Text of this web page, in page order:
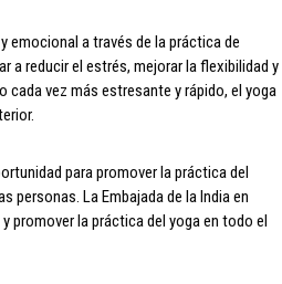
emocional a través de la práctica de
a reducir el estrés, mejorar la flexibilidad y
cada vez más estresante y rápido, el yoga
para promover la práctica del
personas. La Embajada de la India en
promover la práctica del yoga en todo el